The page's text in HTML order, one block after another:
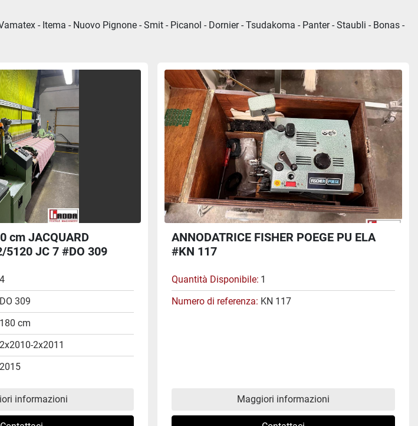
- Itema - Nuovo Pignone - Smit - Picanol - Dornier - Tsudakoma - Panter - Staubli - Bonas -
cm JACQUARD
5120 JC 7 #DO 309
4
DO 309
180 cm
2x2010-2x2011
2015
informazioni
ANNODATRICE FISHER POEGE PU ELA
#KN 117
Quantità Disponibile 1
Numero di referenza KN 117
Maggiori informazioni